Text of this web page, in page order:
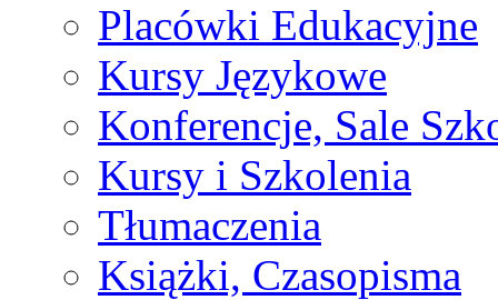
Placówki Edukacyjne
Kursy Językowe
Konferencje, Sale
Kursy i Szkolenia
Tłumaczenia
Książki, Czasopisma